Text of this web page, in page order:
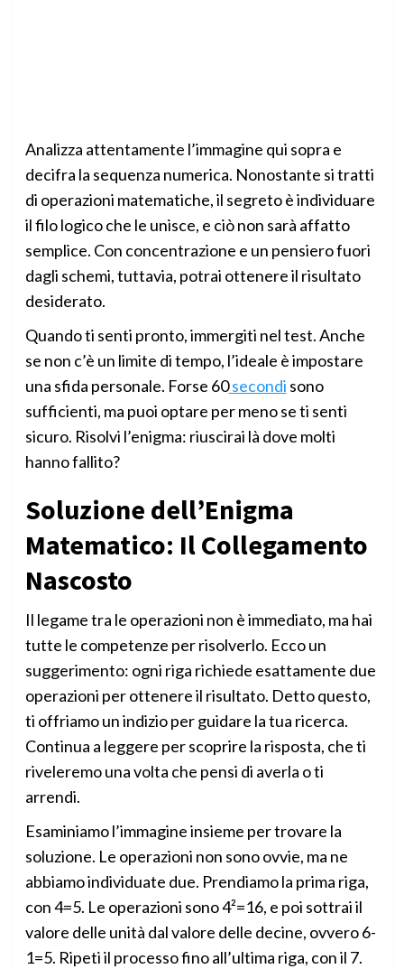
Analizza attentamente l’immagine qui sopra e
decifra la sequenza numerica. Nonostante si tratti
di operazioni matematiche, il segreto è individuare
il filo logico che le unisce, e ciò non sarà affatto
semplice. Con concentrazione e un pensiero fuori
dagli schemi, tuttavia, potrai ottenere il risultato
desiderato.
Quando ti senti pronto, immergiti nel test. Anche
se non c’è un limite di tempo, l’ideale è impostare
una sfida personale. Forse 60secondi sono
sufficienti, ma puoi optare per meno se ti senti
sicuro. Risolvi l’enigma: riuscirai là dove molti
hanno fallito?
Soluzione dell’Enigma
Matematico: Il Collegamento
Nascosto
Il legame tra le operazioni non è immediato, ma hai
tutte le competenze per risolverlo. Ecco un
suggerimento: ogni riga richiede esattamente due
operazioni per ottenere il risultato. Detto questo,
ti offriamo un indizio per guidare la tua ricerca.
Continua a leggere per scoprire la risposta, che ti
riveleremo una volta che pensi di averla o ti
arrendi.
Esaminiamo l’immagine insieme per trovare la
soluzione. Le operazioni non sono ovvie, ma ne
abbiamo individuate due. Prendiamo la prima riga,
con 4=5. Le operazioni sono 4²=16, e poi sottrai il
valore delle unità dal valore delle decine, ovvero 6-
1=5. Ripeti il processo fino all’ultima riga, con il 7.